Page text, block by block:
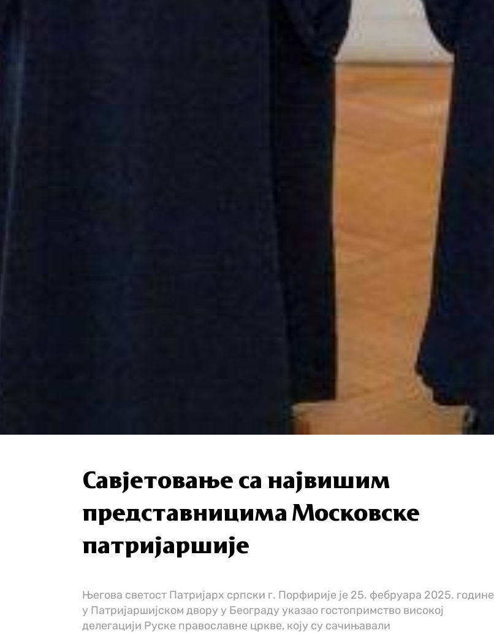
Савjетовање са највишим
представницима Московске
патријаршије
Његова светост Патријарх српски г. Порфирије је 25. фебруара 2025. године
у Патријаршијском двору у Београду указао гостопримство високој
делегацији Руске православне цркве, коју су сачињавали